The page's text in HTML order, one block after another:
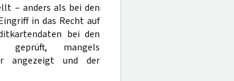
– anders als bei den
in das Recht auf
bei den
geprüft, mangels
angezeigt und der